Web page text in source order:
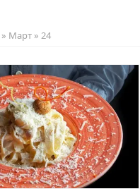
» Март » 24